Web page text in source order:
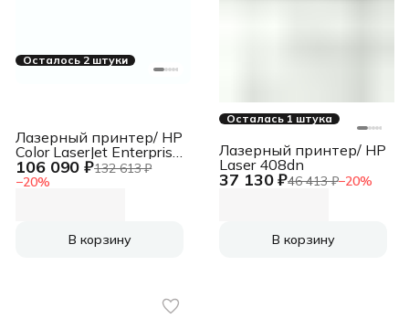
Осталось 2 штуки
106 090 ₽132 613 ₽
−20%
Лазерный принтер/ HP
Color LaserJet Enterprise
5700dn
В корзину
Осталась 1 штука
37 130 ₽46 413 ₽−20%
Лазерный принтер/ HP
Laser 408dn
В корзину